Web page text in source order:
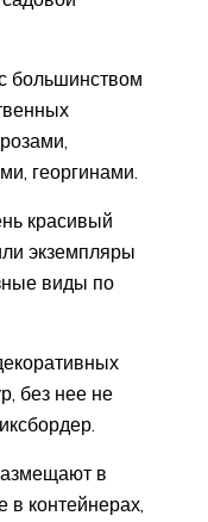
большинством
георгинами.
красивый
экземпляры
виды по
без нее не
в
в контейнерах,